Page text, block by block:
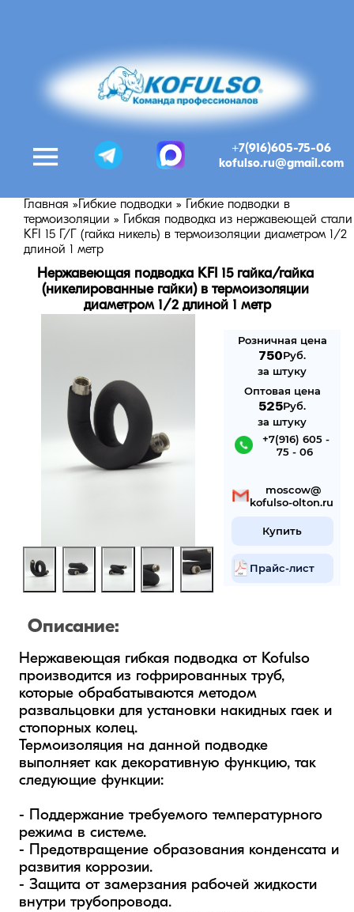
+7(916)605-75-06
kofulso.ru@gmail.com
Главная » Гибкие подводки »
Гибкие подводки в
термоизоляции »
Гибкая подводка из нержавеющей стали
KFI 15 Г/Г (гайка никель) в термоизоляции диаметром 1/2
длиной 1 метр
Нержавеющая подводка KFI 15 гайка/гайка
(никелированные гайки) в термоизоляции
диаметром 1/2 длиной 1 метр
Розничная цена
750Руб.
за штуку
Оптовая цена
525Руб.
за штуку
+7(916) 605 -
75 - 06
mosсow@
kofulso-olton.ru
Купить
Прайс-лист
Описание:
Нержавеющая гибкая подводка от Kofulso
производится из гофрированных труб,
которые обрабатываются методом
развальцовки для установки накидных гаек и
стопорных колец.
Термоизоляция на данной подводке
выполняет как декоративную функцию, так
следующие функции:
- Поддержание требуемого температурного
режима в системе.
- Предотвращение образования конденсата и
развития коррозии.
- Защита от замерзания рабочей жидкости
внутри трубопровода.